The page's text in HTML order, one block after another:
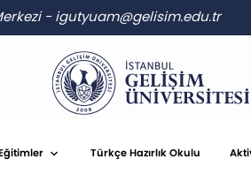
-igutyuam@gelisim.edu.tr
Türkçe Hazırlık Okulu